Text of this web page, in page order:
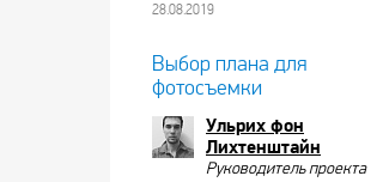
28.08.2019
Выбор плана для
фотосъемки
Ульрих фон
Лихтенштайн
Руководитель проекта